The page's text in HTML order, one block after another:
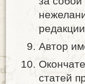
Автор
статей